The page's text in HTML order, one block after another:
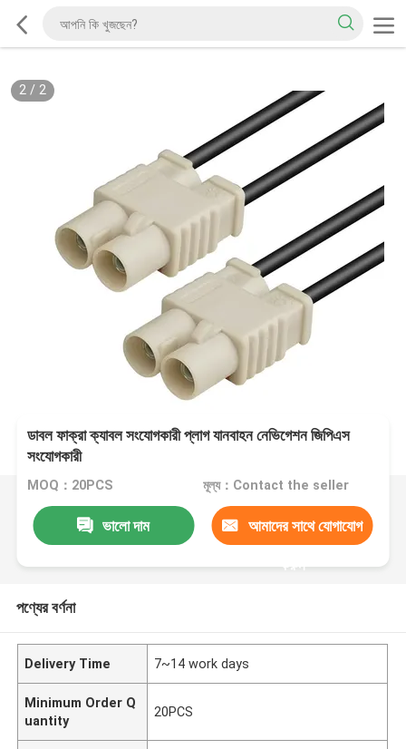
2/ 2
ডাবল ফাক্রা ক্যাবল সংযোগকারী প্লাগ যানবাহন নেভিগেশন জিপিএস
সংযোগকারী
MOQ：20PCS মূল্য：Contact the seller
ভালো দাম আমাদের সাথে যোগাযোগ
করুন
পণ্যের বর্ণনা
Delivery Time 7~14 work days
Minimum Order Q
uantity
20PCS